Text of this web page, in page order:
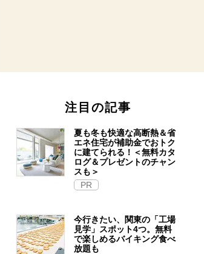
注目の記事
夏も冬も快適な高断熱＆省
エネ住宅が補助金でおトク
に建てられる！＜無料カタ
ログ＆プレゼントのチャン
スも＞
PR
今行きたい、関東の「工場
見学」スポット4つ。無料
で楽しめるバイキング食べ
放題も